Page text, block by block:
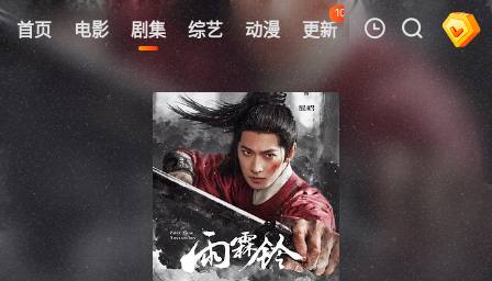
首页 电影 剧集 综艺 动漫 更新
100
热榜 APP
我的观影记录
暂无观看影片的记录